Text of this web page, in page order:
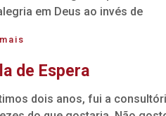
em Deus ao invés de
de Espera
dois anos, fui a